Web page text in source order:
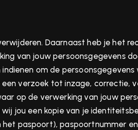
Daarnaast heb je het
van jouw persoonsgegevens
om de
verzoek tot inzage, correctie,
op de verwerking van jouw
jou een kopie van je
paspoort), paspoortnummer